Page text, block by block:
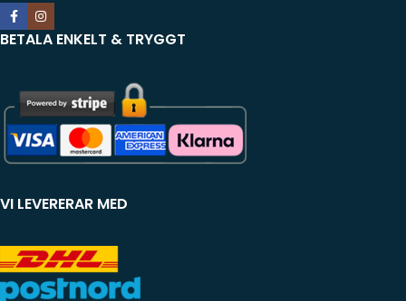
BETALA ENKELT & TRYGGT
VI LEVERERAR MED